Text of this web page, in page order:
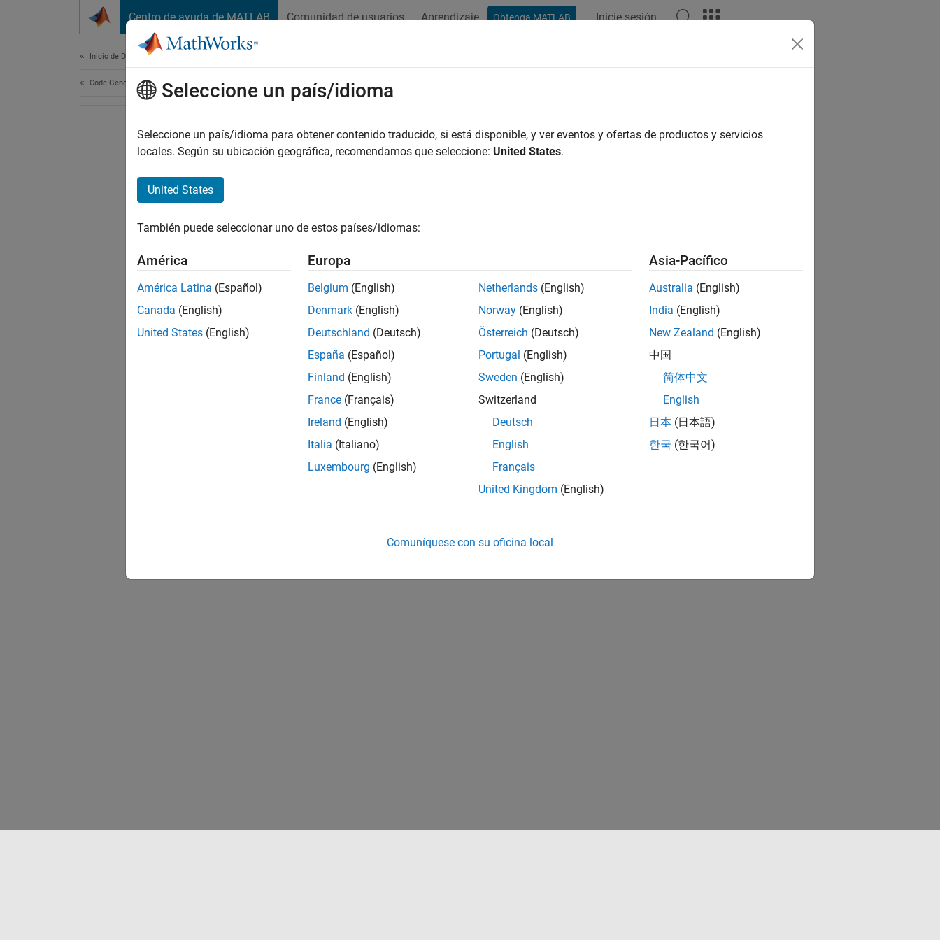
Centro de ayuda de MATLAB Comunidad de usuarios Aprendizaje Obtenga MATLAB Inicie sesión
Inicio de Documentación
Code Generation
How useful was this information?
Seleccione un país/idioma
Seleccione un país/idioma para obtener contenido traducido, si está disponible, y ver eventos y ofertas de productos y servicios
locales. Según su ubicación geográfica, recomendamos que seleccione: United States.
United States
También puede seleccionar uno de estos países/idiomas:
América
América Latina (Español)
Canada (English)
United States (English)
Europa
Belgium (English)
Denmark (English)
Deutschland (Deutsch)
España (Español)
Finland (English)
France (Français)
Ireland (English)
Italia (Italiano)
Luxembourg (English)
Netherlands (English)
Norway (English)
Österreich (Deutsch)
Portugal (English)
Sweden (English)
Switzerland
Deutsch
English
Français
United Kingdom (English)
Asia-Pacífico
Australia (English)
India (English)
New Zealand (English)
中国
简体中文
English
日本 (日本語)
한국 (한국어)
Comuníquese con su oficina local